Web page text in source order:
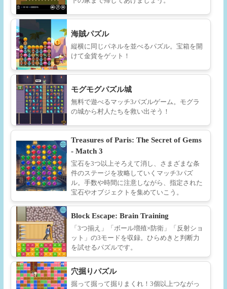
海賊パズル
縦横に同じパネルを並べるパズル。宝箱を開
けて金貨をゲット！
モグモグパズル城
無料で遊べるマッチ3パズルゲーム。モグラ
の城から村人たちを救い出そう！
Treasures of Paris: The Secret of Gems
- Match 3
宝石を3つ以上そろえて消し、さまざまな条
件のステージを攻略していくマッチ3パズ
ル。手数や時間に注意しながら、指定された
宝石やオブジェクトを集めていこう。
Block Escape: Brain Training
「3つ揃え」「ボール増殖×防衛」「反射ショ
ット」の3モードを収録。ひらめきと判断力
を試せるパズルです。
穴掘りパズル
掘って掘って掘りまくれ！3個以上つながっ